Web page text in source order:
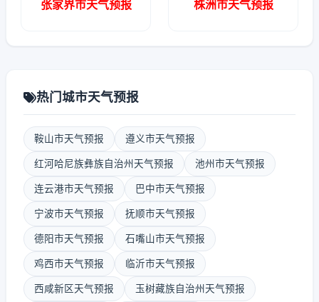
张家界市天气预报 株洲市天气预报
热门城市天气预报
鞍山市天气预报 遵义市天气预报
红河哈尼族彝族自治州天气预报 池州市天气预报
连云港市天气预报 巴中市天气预报
宁波市天气预报 抚顺市天气预报
德阳市天气预报 石嘴山市天气预报
鸡西市天气预报 临沂市天气预报
西咸新区天气预报 玉树藏族自治州天气预报